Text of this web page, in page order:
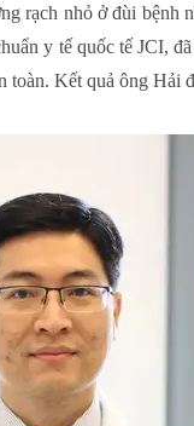
rạch nhỏ ở đùi bệnh
y tế quốc tế JCI,
Kết quả ông Hải